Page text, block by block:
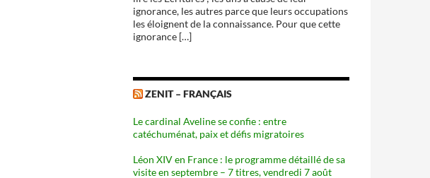
ignorance, les autres parce que leurs occupations
les éloignent de la connaissance. Pour que cette
ignorance […]
ZENIT – FRANÇAIS
Le cardinal Aveline se confie : entre
catéchuménat, paix et défis migratoires
Léon XIV en France : le programme détaillé de sa
visite en septembre – 7 titres, vendredi 7 août